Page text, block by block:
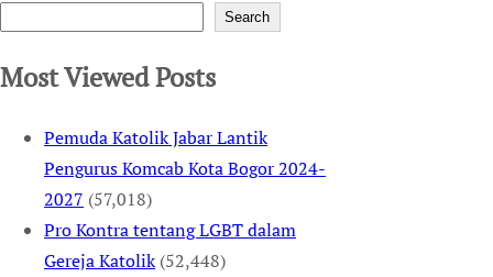
Search
Most Viewed Posts
Pemuda Katolik Jabar Lantik
Pengurus Komcab Kota Bogor 2024-
2027 (57,018)
Pro Kontra tentang LGBT dalam
Gereja Katolik (52,448)